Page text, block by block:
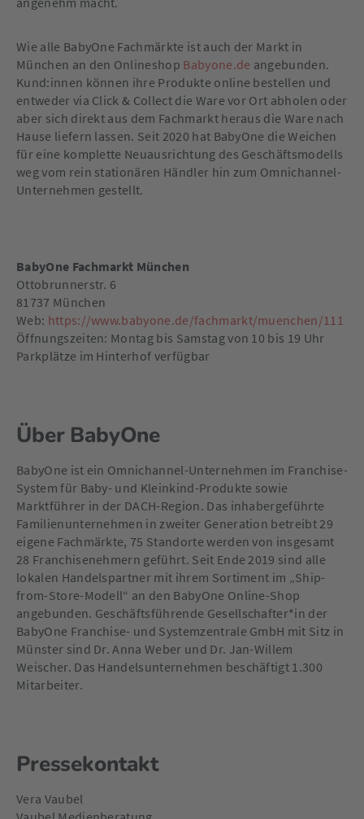
Wie alle BabyOne Fachmärkte ist auch der Markt in
München an den Onlineshop Babyone.de angebunden.
Kund:innen können ihre Produkte online bestellen und
entweder via Click & Collect die Ware vor Ort abholen oder
aber sich direkt aus dem Fachmarkt heraus die Ware nach
Hause liefern lassen. Seit 2020 hat BabyOne die Weichen
für eine komplette Neuausrichtung des Geschäftsmodells
weg vom rein stationären Händler hin zum Omnichannel-
Unternehmen gestellt.
BabyOne Fachmarkt München
Ottobrunnerstr. 6
81737 München
Web: https://www.babyone.de/fachmarkt/muenchen/111
Öffnungszeiten: Montag bis Samstag von 10 bis 19 Uhr
Parkplätze im Hinterhof verfügbar
Über BabyOne
BabyOne ist ein Omnichannel-Unternehmen im Franchise-
System für Baby- und Kleinkind-Produkte sowie
Marktführer in der DACH-Region. Das inhabergeführte
Familienunternehmen in zweiter Generation betreibt 29
eigene Fachmärkte, 75 Standorte werden von insgesamt
28 Franchisenehmern geführt. Seit Ende 2019 sind alle
lokalen Handelspartner mit ihrem Sortiment im „Ship-
from-Store-Modell“ an den BabyOne Online-Shop
angebunden. Geschäftsführende Gesellschafter*in der
BabyOne Franchise- und Systemzentrale GmbH mit Sitz in
Münster sind Dr. Anna Weber und Dr. Jan-Willem
Weischer. Das Handelsunternehmen beschäftigt 1.300
Mitarbeiter.
Pressekontakt
Vera Vaubel